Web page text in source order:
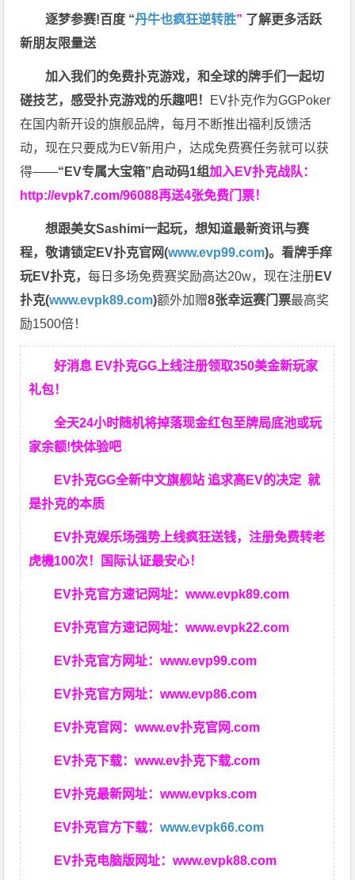
逐梦参赛!百度 “丹牛也疯狂逆转胜” 了解更多活跃
新朋友限量送
加入我们的免费扑克游戏，和全球的牌手们一起切
磋技艺，感受扑克游戏的乐趣吧！ EV扑克作为GGPoker
在国内新开设的旗舰品牌，每月不断推出福利反馈活
动，现在只要成为EV新用户，达成免费赛任务就可以获
得——“EV专属大宝箱”启动码1组加入EV扑克战队：
http://evpk7.com/96088再送4张免费门票！
想跟美女Sashimi一起玩，想知道最新资讯与赛
程，敬请锁定EV扑克官网(www.evp99.com)。看牌手痒
玩EV扑克，每日多场免费赛奖励高达20w，现在注册EV
扑克(www.evpk89.com)额外加赠8张幸运赛门票最高奖
励1500倍！
好消息 EV扑克GG上线注册领取350美金新玩家
礼包！
全天24小时随机将掉落现金红包至牌局底池或玩
家余额!快体验吧
EV扑克GG全新中文旗舰站 追求高EV的决定就
是扑克的本质
EV扑克娱乐场强势上线疯狂送钱，注册免费转老
虎機100次！国际认证最安心！
EV扑克官方速记网址：www.evpk89.com
EV扑克官方速记网址：www.evpk22.com
EV扑克官方网址：www.evp99.com
EV扑克官方网址：www.evp86.com
EV扑克官网：www.ev扑克官网.com
EV扑克下载：www.ev扑克下载.com
EV扑克最新网址：www.evpks.com
EV扑克官方下载：www.evpk66.com
EV扑克电脑版网址：www.evpk88.com